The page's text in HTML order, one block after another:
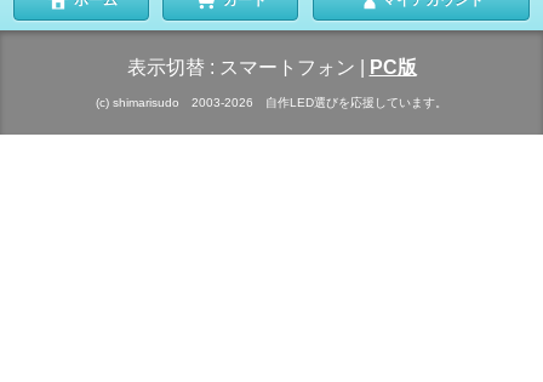
表示切替 : スマートフォン PC版
(c) shimarisudo 2003-2026 自作LED選びを応援しています。